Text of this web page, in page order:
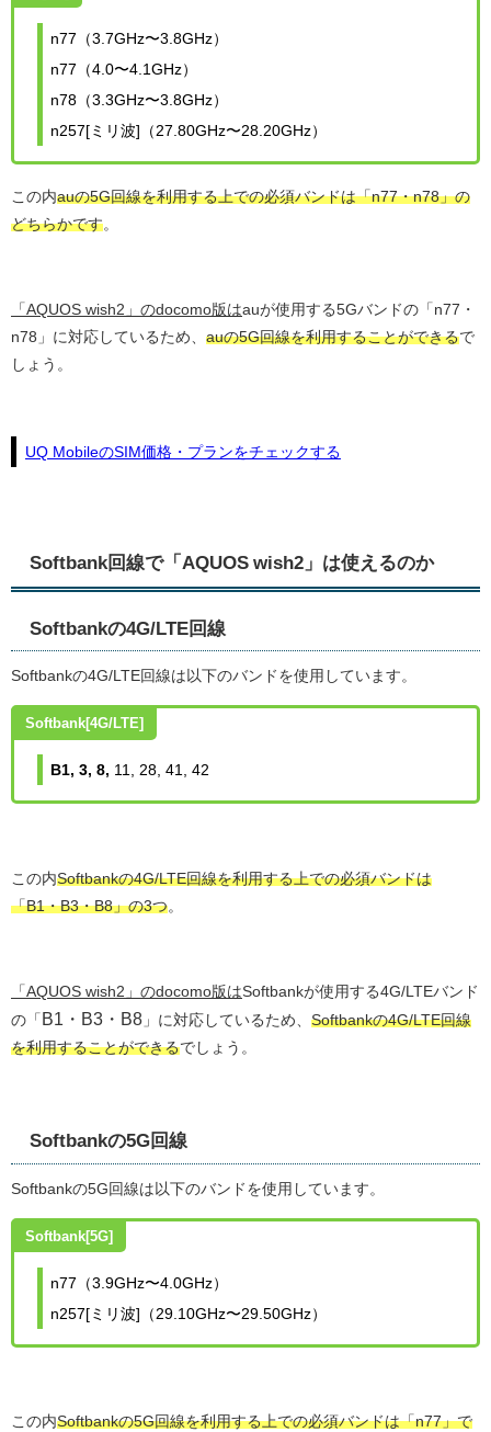
n77（3.7GHz〜3.8GHz）
n77（4.0〜4.1GHz）
n78（3.3GHz〜3.8GHz）
n257[ミリ波]（27.80GHz〜28.20GHz）
この内auの5G回線を利用する上での必須バンドは「n77・n78」の
どちらかです
「AQUOS wish2」のdocomo版はauが使用する5Gバンドの「n77・
n78」に対応しているため、 auの5G回線を利用することができるで
しょう。
UQ MobileのSIM価格・プランをチェックする
Softbank回線で「AQUOS wish2」は使えるのか
Softbankの4G/LTE回線
Softbankの4G/LTE回線は以下のバンドを使用しています。
Softbank[4G/LTE]
B1, 3, 8, 11, 28, 41, 42
この内Softbankの4G/LTE回線を利用する上での必須バンドは
「B1・B3・B8」の3つ。
「AQUOS wish2」のdocomo版はSoftbankが使用する4G/LTEバンド
の「 B1・B3・B8 」に対応しているため、 Softbankの4G/LTE回線
を利用することができるでしょう。
Softbankの5G回線
Softbankの5G回線は以下のバンドを使用しています。
Softbank[5G]
n77（3.9GHz〜4.0GHz）
n257[ミリ波]（29.10GHz〜29.50GHz）
この内Softbankの5G回線を利用する上での必須バンドは「n77」で